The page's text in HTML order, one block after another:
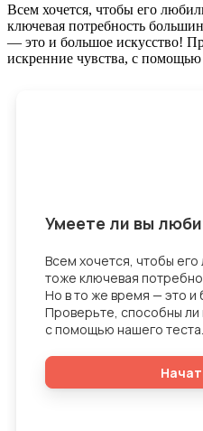
Всем хочется, чтобы его
ключевая потребность
— это и большое искусство!
искренние чувства, с помощью